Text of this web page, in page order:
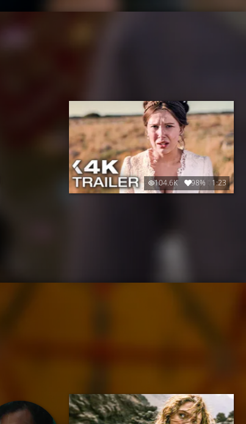
104.6K 98% 1:23